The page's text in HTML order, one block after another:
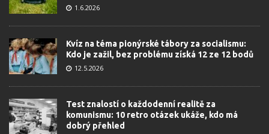
1.6.2026
Kvíz na téma pionýrské tábory za socialismu:
Kdo je zažil, bez problému získá 12 ze 12 bodů
12.5.2026
Test znalostí o každodenní realitě za
komunismu: 10 retro otázek ukáže, kdo má
dobrý přehled